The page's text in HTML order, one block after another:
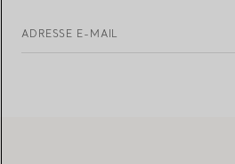
ADRESSE E-MAIL